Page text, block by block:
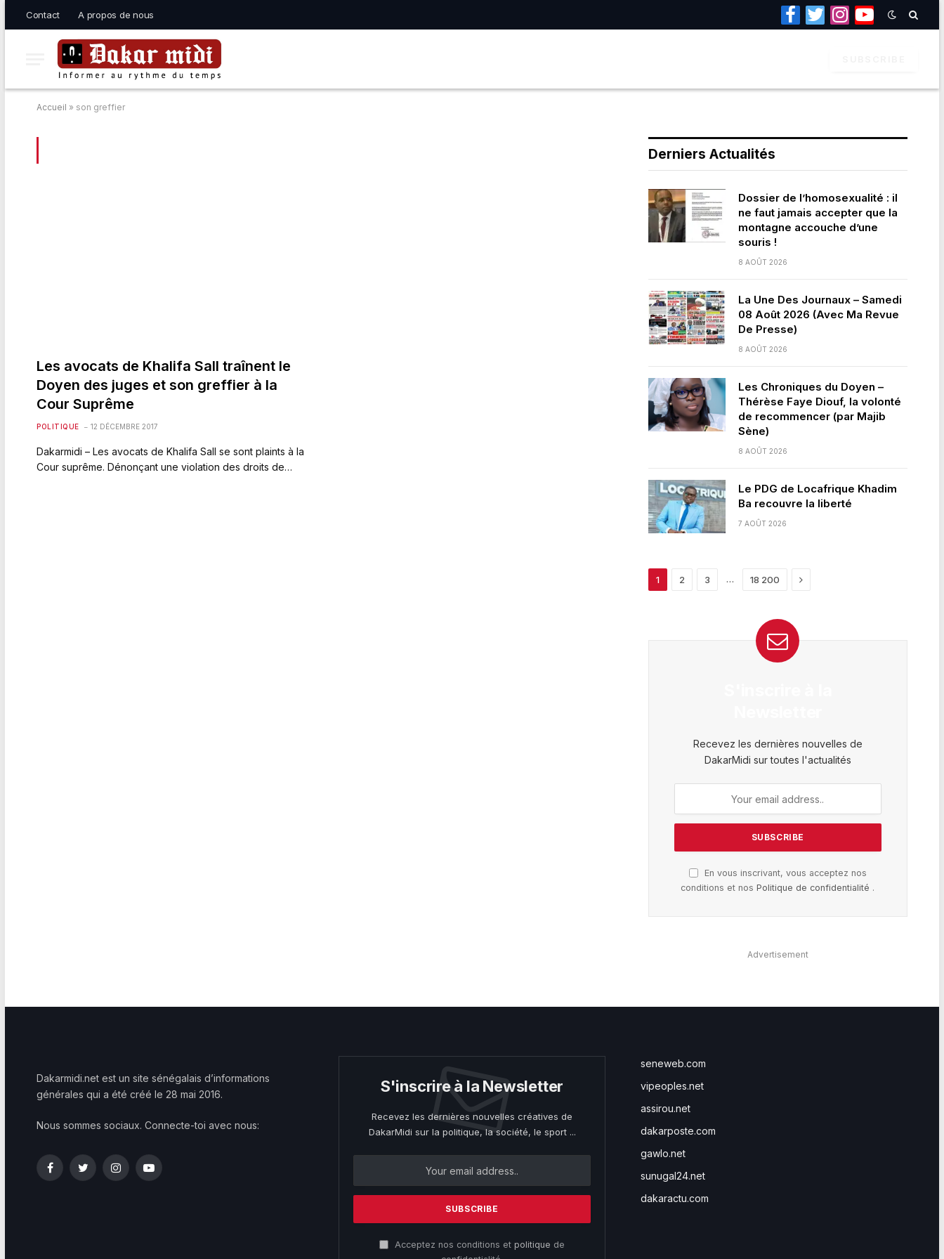
Contact A propos de nous
Facebook
TwitterInstagramYouTube
Accueil » son greffier
Les avocats de Khalifa Sall traînent le
Doyen des juges et son greffier à la
Cour Suprême
POLITIQUE 12 DÉCEMBRE 2017
Dakarmidi – Les avocats de Khalifa Sall se sont plaints à la
Cour suprême. Dénonçant une violation des droits de…
Derniers Actualités
Dossier de l’homosexualité : il
ne faut jamais accepter que la
montagne accouche d’une
souris !
8 AOÛT 2026
La Une Des Journaux – Samedi
08 Août 2026 (Avec Ma Revue
De Presse)
8 AOÛT 2026
Les Chroniques du Doyen –
Thérèse Faye Diouf, la volonté
de recommencer (par Majib
Sène)
8 AOÛT 2026
Le PDG de Locafrique Khadim
Ba recouvre la liberté
7 AOÛT 2026
1 2 3 … 18 200 Next
Recevez les dernières nouvelles de
DakarMidi sur toutes l'actualités
En vous inscrivant, vous acceptez nos
conditions et nosPolitique de confidentialité .
Advertisement
Dakarmidi.net est un site sénégalais d’informations
générales qui a été créé le 28 mai 2016.
Nous sommes sociaux. Connecte-toi avec nous:
FacebookTwitterInstagramYouTube
S'inscrire à la Newsletter
Recevez les dernières nouvelles créatives de
DakarMidi sur la politique, la société, le sport ...
Acceptez nos conditions et politique de
seneweb.com
vipeoples.net
assirou.net
dakarposte.com
gawlo.net
sunugal24.net
dakaractu.com